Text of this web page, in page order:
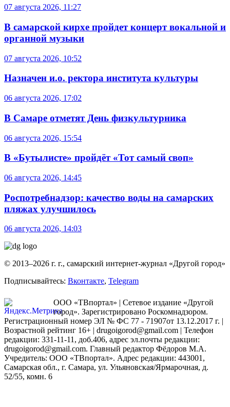
07 августа 2026, 11:27
В самарской кирхе пройдет концерт вокальной и
органной музыки
07 августа 2026, 10:52
Назначен и.о. ректора института культуры
06 августа 2026, 17:02
В Самаре отметят День физкультурника
06 августа 2026, 15:54
В «Бутылисте» пройдёт «Тот самый своп»
06 августа 2026, 14:45
Роспотребнадзор: качество воды на самарских
пляжах улучшилось
06 августа 2026, 14:03
© 2013–2026 г. г., самарский интернет-журнал «Другой город»
Подписывайтесь: Вконтакте, Telegram
ООО «ТВпортал» | Сетевое издание «Другой
город». Зарегистрировано Роскомнадзором.
Регистрационный номер ЭЛ № ФС 77 - 71907от 13.12.2017 г. |
Возрастной рейтинг 16+ | drugoigorod@gmail.com | Телефон
редакции: 331-11-11, доб.406, адрес эл.почты редакции:
drugoigorod@gmail.com. Главный редактор Фёдоров М.А.
Учредитель: ООО «ТВпортал». Адрес редакции: 443001,
Самарская обл., г. Самара, ул. Ульяновская/Ярмарочная, д.
52/55, комн. 6